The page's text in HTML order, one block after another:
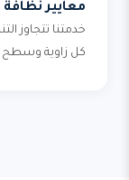
معايير نظافة
خدمتنا تتجاوز
كل زاوية وسطح